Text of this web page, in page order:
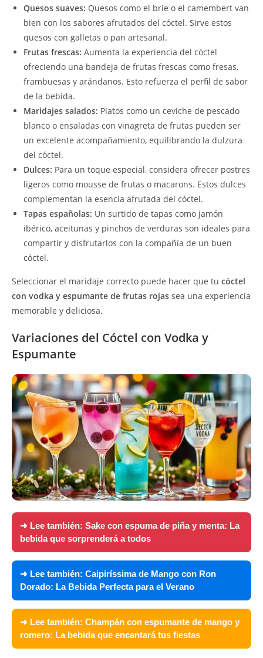
Quesos suaves: Quesos como el brie o el camembert van
bien con los sabores afrutados del cóctel. Sirve estos
quesos con galletas o pan artesanal.
Frutas frescas: Aumenta la experiencia del cóctel
ofreciendo una bandeja de frutas frescas como fresas,
frambuesas y arándanos. Esto refuerza el perfil de sabor
de la bebida.
Maridajes salados: Platos como un ceviche de pescado
blanco o ensaladas con vinagreta de frutas pueden ser
un excelente acompañamiento, equilibrando la dulzura
del cóctel.
Dulces: Para un toque especial, considera ofrecer postres
ligeros como mousse de frutas o macarons. Estos dulces
complementan la esencia afrutada del cóctel.
Tapas españolas: Un surtido de tapas como jamón
ibérico, aceitunas y pinchos de verduras son ideales para
compartir y disfrutarlos con la compañía de un buen
cóctel.
Seleccionar el maridaje correcto puede hacer que tu cóctel
con vodka y espumante de frutas rojas sea una experiencia
memorable y deliciosa.
Variaciones del Cóctel con Vodka y
Espumante
➜ Lee también: Sake con espuma de piña y menta: La
bebida que sorprenderá a todos
➜ Lee también: Caipiríssima de Mango con Ron
Dorado: La Bebida Perfecta para el Verano
➜ Lee también: Champán con espumante de mango y
romero: La bebida que encantará tus fiestas